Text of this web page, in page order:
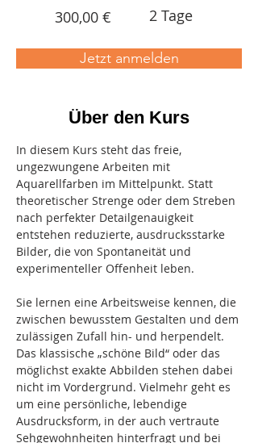
Über den Kurs
In diesem Kurs steht das freie,
ungezwungene Arbeiten mit
Aquarellfarben im Mittelpunkt. Statt
theoretischer Strenge oder dem Streben
nach perfekter Detailgenauigkeit
entstehen reduzierte, ausdrucksstarke
Bilder, die von Spontaneität und
experimenteller Offenheit leben.
Sie lernen eine Arbeitsweise kennen, die
zwischen bewusstem Gestalten und dem
zulässigen Zufall hin- und herpendelt.
Das klassische „schöne Bild“ oder das
möglichst exakte Abbilden stehen dabei
nicht im Vordergrund. Vielmehr geht es
um eine persönliche, lebendige
Ausdrucksform, in der auch vertraute
Sehgewohnheiten hinterfragt und bei
300,00 € 2 Tage
Jetzt anmelden